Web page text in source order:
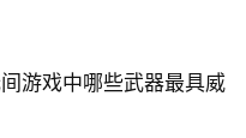
游戏中哪些武器最具威